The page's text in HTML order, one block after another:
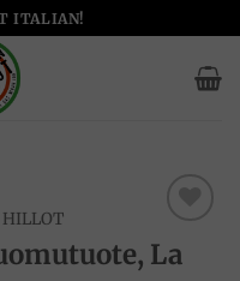
ITALIAN!
Add to
wishlist
HILLOT
La